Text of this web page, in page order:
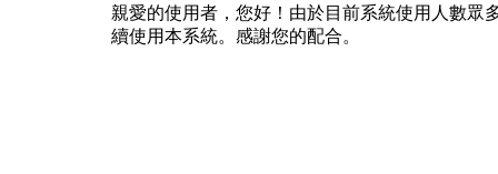
親愛的使用者，您好！由於目前系統使用人數眾
續使用本系統。感謝您的配合。